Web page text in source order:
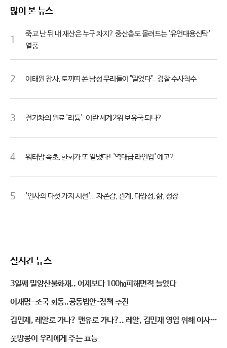
많이 본 뉴스
1
죽고 난 뒤 내 재산은 누구 차지? 중산층도 몰려드는 '유언대용신탁'
열풍
2 이태원 참사, 토끼띠 쓴 남성 무리들이 "밀었다".. 경찰 수사착수
3 전기차의 원료 '리튬'..이란 세계2위 보유국 되나?
4 워터밤 속초, 한화가 또 일냈다! '역대급 라인업' 예고?
5 '인사의 다섯 가지 시선'... 자존감, 관계, 다양성, 삶, 성장
실시간 뉴스
3일째 밀양산불화재.. 어제보다 100㏊피해면적 늘었다
이재명-조국 회동..공동법안·정책 추진
김민재, 레알로 가나? 맨유로 가나?.. 레알, 김민재 영입 위해 이사회
열어
풋땅콩이 우리에게 주는 효능